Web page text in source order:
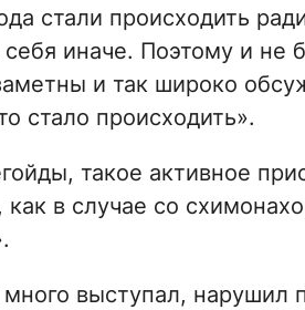
стали происходить
иначе. Поэтому и не
и так широко
стало происходить».
такое активное
как в случае со
выступал, нарушил